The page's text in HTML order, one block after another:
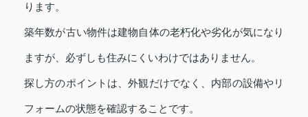
ります。
築年数が古い物件は建物自体の老朽化や劣化が気になり
ますが、必ずしも住みにくいわけではありません。
探し方のポイントは、外観だけでなく、内部の設備やリ
フォームの状態を確認することです。